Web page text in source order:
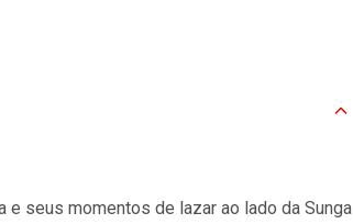
e seus momentos de lazar ao lado da Sunga